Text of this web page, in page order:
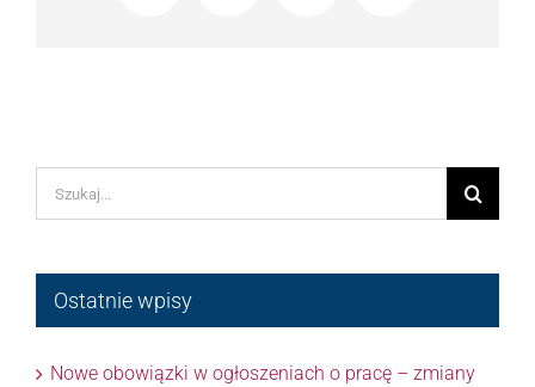
Szukaj
Ostatnie wpisy
Nowe obowiązki w ogłoszeniach o pracę – zmiany